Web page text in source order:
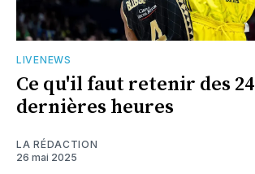
LIVENEWS
Ce qu'il faut retenir des 24
dernières heures
LA RÉDACTION
26 mai 2025